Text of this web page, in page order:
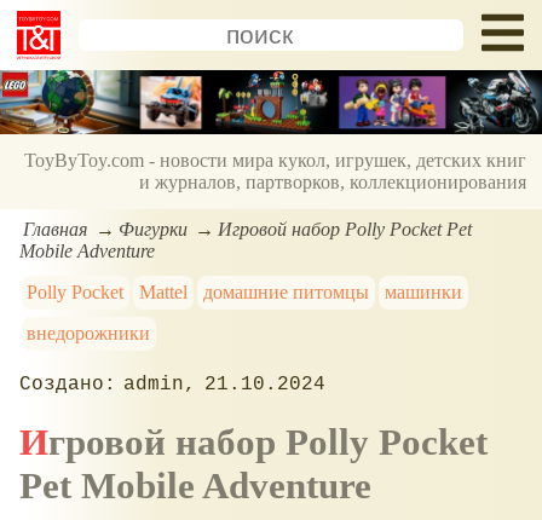
ToyByToy.com - новости мира кукол, игрушек, детских книг
и журналов, партворков, коллекционирования
Главная Фигурки
Игровой набор Polly Pocket Pet
Mobile Adventure
Polly Pocket
Mattel домашние питомцы
машинки
внедорожники
admin 21.10.2024
Игровой набор Polly Pocket
Pet Mobile Adventure